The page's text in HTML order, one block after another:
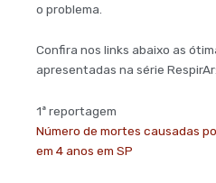
o problema.
Confira nos links abaixo as
apresentadas na série RespirAr:
1ª reportagem
Número de mortes causadas
em 4 anos em SP